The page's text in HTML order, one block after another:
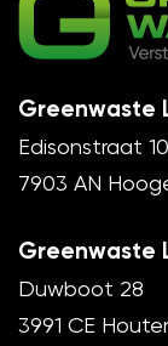
Greenwaste
Edisonstraat 10
7903 AN
Greenwaste
Duwboot 28
3991 CE